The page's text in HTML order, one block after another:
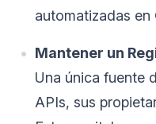
automatizadas en
Mantener un
Una única fuente
APIs, sus